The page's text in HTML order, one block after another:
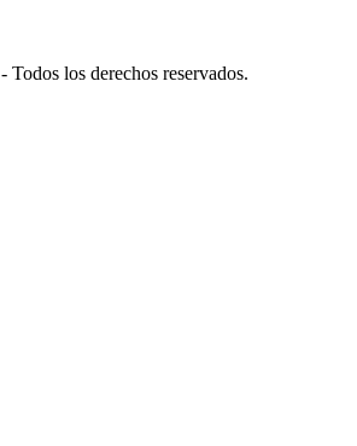
- Todos los derechos reservados.